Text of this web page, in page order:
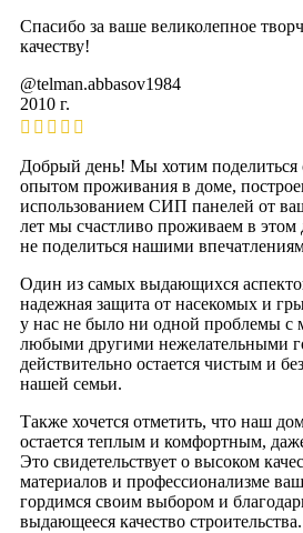
Спасибо за ваше великолепное
качеству!
@telman.abbasov1984
2010 г.
Добрый день! Мы хотим
опытом проживания в доме,
использованием СИП панелей от
лет мы счастливо проживаем в
не поделиться нашими
Один из самых выдающихся
надежная защита от насекомых и
у нас не было ни одной проблемы
любыми другими нежелательными
действительно остается чистым и
нашей семьи.
Также хочется отметить, что наш
остается теплым и комфортным,
Это свидетельствует о высоком
материалов и профессионализме
гордимся своим выбором и
выдающееся качество строительства.